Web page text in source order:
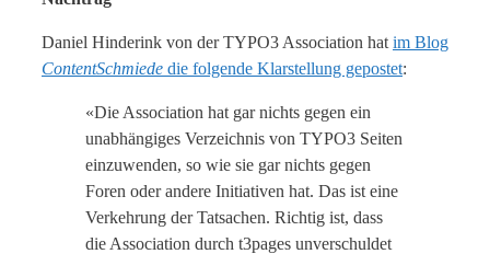
Daniel Hinderink von der TYPO3 Association hat im Blog
ContentSchmiede die folgende Klarstellung gepostet:
«Die Association hat gar nichts gegen ein
unabhängiges Verzeichnis von TYPO3 Seiten
einzuwenden, so wie sie gar nichts gegen
Foren oder andere Initiativen hat. Das ist eine
Verkehrung der Tatsachen. Richtig ist, dass
die Association durch t3pages unverschuldet